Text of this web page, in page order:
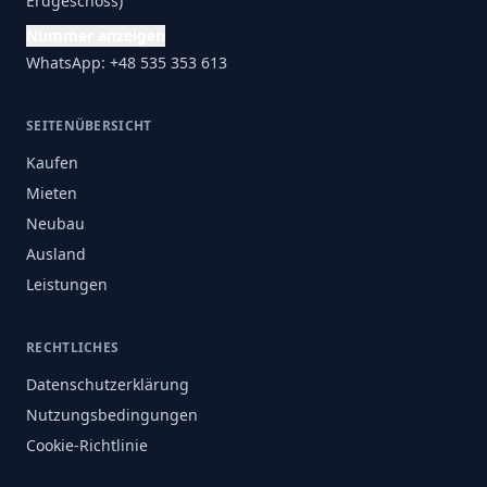
WhatsApp: +48 535 353 613
SEITENÜBERSICHT
Kaufen
Mieten
Neubau
Ausland
Leistungen
RECHTLICHES
Datenschutzerklärung
Nutzungsbedingungen
Cookie-Richtlinie